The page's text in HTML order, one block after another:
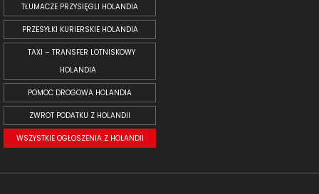
TŁUMACZE PRZYSIĘGLI HOLANDIA
PRZESYŁKI KURIERSKIE HOLANDIA
TAXI – TRANSFER LOTNISKOWY
HOLANDIA
POMOC DROGOWA HOLANDIA
ZWROT PODATKU Z HOLANDII
WSZYSTKIE OGŁOSZENIA Z HOLANDII